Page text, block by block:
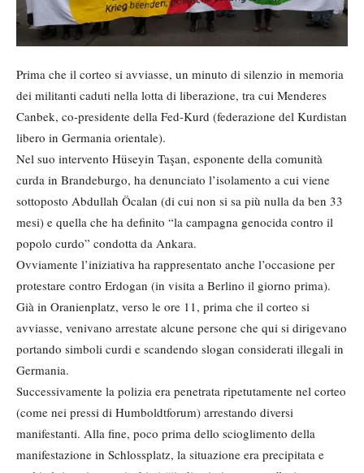
Prima che il corteo si avviasse, un minuto di silenzio in memoria
dei militanti caduti nella lotta di liberazione, tra cui Menderes
Canbek, co-presidente della Fed-Kurd (federazione del Kurdistan
libero in Germania orientale).
Nel suo intervento Hüseyin Taşan, esponente della comunità
curda in Brandeburgo, ha denunciato l’isolamento a cui viene
sottoposto Abdullah Öcalan (di cui non si sa più nulla da ben 33
mesi) e quella che ha definito “la campagna genocida contro il
popolo curdo” condotta da Ankara.
Ovviamente l’iniziativa ha rappresentato anche l’occasione per
protestare contro Erdogan (in visita a Berlino il giorno prima).
Già in Oranienplatz, verso le ore 11, prima che il corteo si
avviasse, venivano arrestate alcune persone che qui si dirigevano
portando simboli curdi e scandendo slogan considerati illegali in
Germania.
Successivamente la polizia era penetrata ripetutamente nel corteo
(come nei pressi di Humboldtforum) arrestando diversi
manifestanti. Alla fine, poco prima dello scioglimento della
manifestazione in Schlossplatz, la situazione era precipitata e